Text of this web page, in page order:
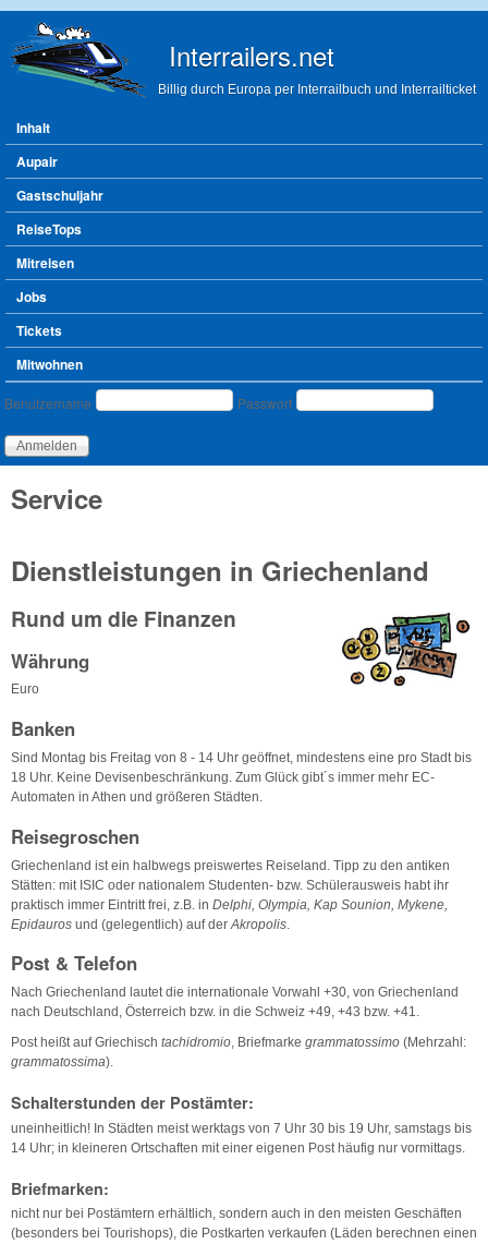
Interrailers.net
Billig durch Europa per Interrailbuch und Interrailticket
Hauptmenü
Inhalt
Aupair
Gastschuljahr
ReiseTops
Mitreisen
Jobs
Tickets
Mitwohnen
Benutzeranmeldung
Benutzername Passwort
Service
Dienstleistungen in Griechenland
Rund um die Finanzen
Währung
Euro
Banken
Sind Montag bis Freitag von 8 - 14 Uhr geöffnet, mindestens eine pro Stadt bis
18 Uhr. Keine Devisenbeschränkung. Zum Glück gibt´s immer mehr EC-
Automaten in Athen und größeren Städten.
Reisegroschen
Griechenland ist ein halbwegs preiswertes Reiseland. Tipp zu den antiken
Stätten: mit ISIC oder nationalem Studenten- bzw. Schülerausweis habt ihr
praktisch immer Eintritt frei, z.B. in Delphi, Olympia, Kap Sounion, Mykene,
Epidauros und (gelegentlich) auf der Akropolis
Post & Telefon
Nach Griechenland lautet die internationale Vorwahl +30, von Griechenland
nach Deutschland, Österreich bzw. in die Schweiz +49, +43 bzw. +41.
Post heißt auf Griechisch tachidromio , Briefmarke grammatossimo (Mehrzahl:
grammatossima).
Schalterstunden der Postämter:
uneinheitlich! In Städten meist werktags von 7 Uhr 30 bis 19 Uhr, samstags bis
14 Uhr; in kleineren Ortschaften mit einer eigenen Post häufig nur vormittags.
Briefmarken:
nicht nur bei Postämtern erhältlich, sondern auch in den meisten Geschäften
(besonders bei Tourishops), die Postkarten verkaufen (Läden berechnen einen